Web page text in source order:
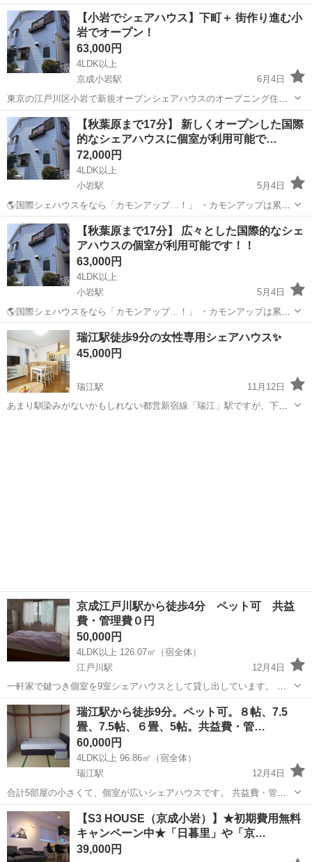
地に一軒家６世帯のシェアハウスをオープンしました🌟 シェアハウス
を探している男女を募集♪外国籍の方も大歓迎！ ●今がチャンス！ ・
新規オープンな...
東京 江戸川区 京成小岩駅 シェアハウス 物件
【小岩でシェアハウス】下町＋ 街作り進む小
岩でオープン！
63,000円
4LDK以上
京成小岩駅
6月4日
東京の江戸川区小岩で新規オープンシェアハウスのオープニング住人
募集です！ まだ出来立てのハウスなのでルール等はありません！ 一緒
にわいわい考えて楽しいハウスをつくりませんか。 【小岩こんなとこ
ろ】 ・便利な...
東京 江戸川区 京成小岩駅 シェアハウス 有り
【秋葉原まで17分】 新しくオープンした国際
的なシェアハウスに個室が利用可能で…
72,000円
4LDK以上
小岩駅
5月4日
🌎国際シェハウスをなら「カモンアップ…！」 ・カモンアップは累計
4,000名のシェアハウスメイトを達成！ ・16周年目を迎えるシェアハ
ウス界No.1の実績です！ 「１人暮らししか考えていない。」 って、
実...
東京 江戸川区 小岩駅 シェアハウス 無料
【秋葉原まで17分】 広々とした国際的なシェ
アハウスの個室が利用可能です！！
63,000円
4LDK以上
小岩駅
5月4日
🌎国際シェハウスをなら「カモンアップ…！」 ・カモンアップは累計
4,000名のシェアハウスメイトを達成！ ・16周年目を迎えるシェアハ
ウス界No.1の実績です！ 「１人暮らししか考えていない。」 って、
実...
東京 江戸川区 小岩駅 シェアハウス
瑞江駅徒歩9分の女性専用シェアハウス✨
45,000円
瑞江駅
11月12日
あまり馴染みがないかもしれない都営新宿線「瑞江」駅ですが、下車
京成江戸川駅から徒歩4分 ペット可 共益
費・管理費０円
50,000円
4LDK以上 126.07㎡（宿全体）
江戸川駅
12月4日
一軒家で鍵つき個室を9室シェアハウスとして貸し出しています。 共
益費・管理費をいただかないので、実質的に地域最安値の価格帯で
す。 4.5畳が、50000円～ 6畳が、60000円～ 8畳が、70000円～ 共益...
東京 江戸川区 江戸川駅 シェアハウス 個室
瑞江駅から徒歩9分。ペット可。８帖、7.5
畳、7.5帖、６畳、5帖。共益費・管…
60,000円
4LDK以上 96.86㎡（宿全体）
瑞江駅
12月4日
合計5部屋の小さくて、個室が広いシェアハウスです。 共益費・管理
費をいただかないので、実質的に地域最安値の価格帯です。 長期入居
者を中心に運営しているので、とても落ち着いた住環境です。 （入居
者の出入りが多いと落ち...
東京 江戸川区 シェアハウス 和室
【S3 HOUSE（京成小岩）】★初期費用無料
キャンペーン中★「日暮里」や「京…
39,000円